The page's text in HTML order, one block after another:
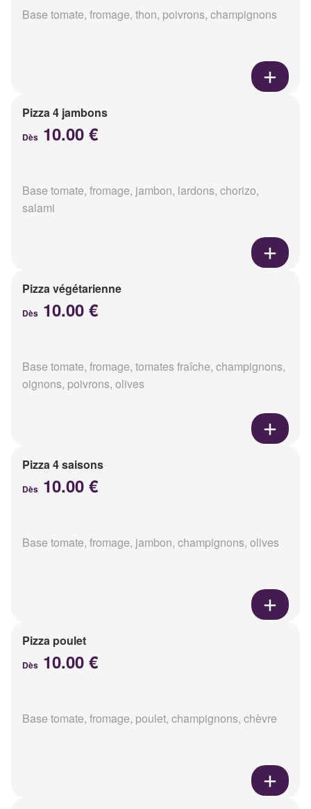
Base tomate, fromage, thon, poivrons, champignons
Pizza 4 jambons
Dès 10.00 €
Base tomate, fromage, jambon, lardons, chorizo,
salami
Pizza végétarienne
Dès 10.00 €
Base tomate, fromage, tomates fraîche, champignons,
oignons, poivrons, olives
Pizza 4 saisons
Dès 10.00 €
Base tomate, fromage, jambon, champignons, olives
Pizza poulet
Dès 10.00 €
Base tomate, fromage, poulet, champignons, chèvre